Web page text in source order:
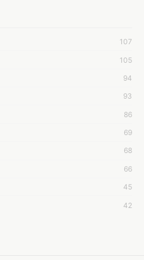
107
105
94
93
86
69
68
66
45
42